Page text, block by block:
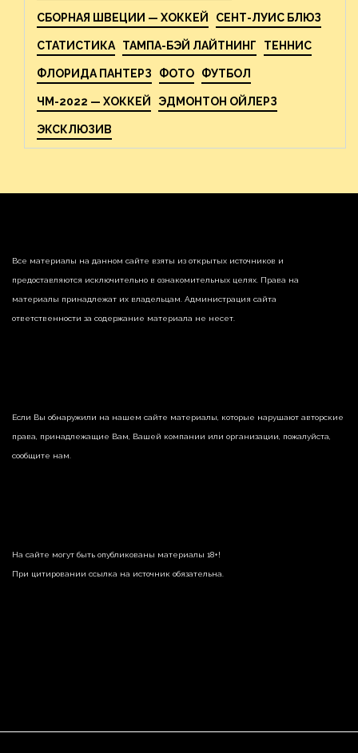
СБОРНАЯ ШВЕЦИИ — ХОККЕЙ СЕНТ-ЛУИС БЛЮЗ
СТАТИСТИКА ТАМПА-БЭЙ ЛАЙТНИНГ ТЕННИС
ФЛОРИДА ПАНТЕРЗ ФОТО ФУТБОЛ
ЧМ-2022 — ХОККЕЙ ЭДМОНТОН ОЙЛЕРЗ
ЭКСКЛЮЗИВ
Все материалы на данном сайте взяты из открытых источников и
предоставляются исключительно в ознакомительных целях. Права на
материалы принадлежат их владельцам. Администрация сайта
ответственности за содержание материала не несет.
Если Вы обнаружили на нашем сайте материалы, которые нарушают авторские
права, принадлежащие Вам, Вашей компании или организации, пожалуйста,
сообщите нам.
На сайте могут быть опубликованы материалы 18+!
При цитировании ссылка на источник обязательна.